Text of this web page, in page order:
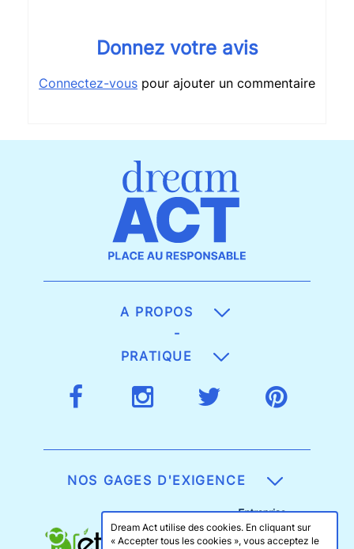
Donnez votre avis
Connectez-vous pour ajouter un commentaire
A PROPOS
-
PRATIQUE
NOS GAGES D'EXIGENCE
Dream Act utilise des cookies. En cliquant sur
« Accepter tous les cookies », vous acceptez le